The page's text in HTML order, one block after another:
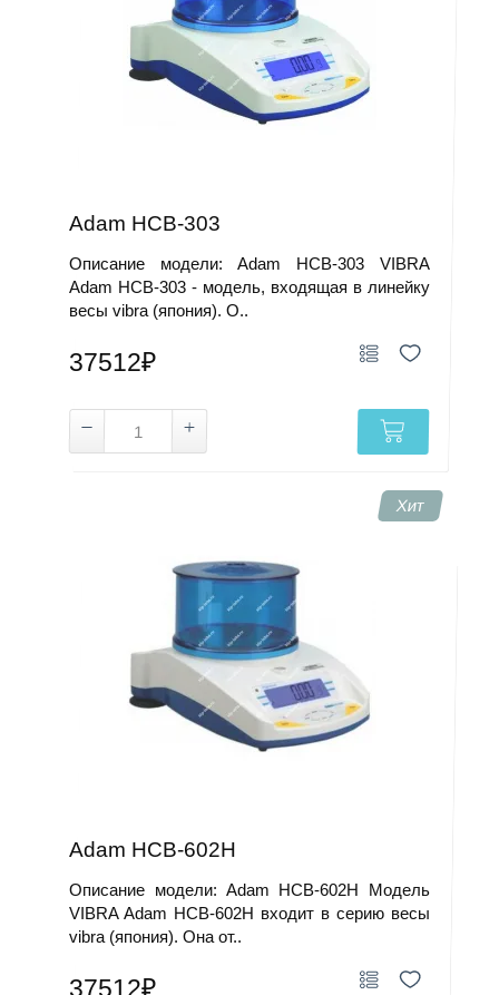
Adam HCB-303
Описание модели: Adam HCB-303 VIBRA
Adam HCB-303 - модель, входящая в линейку
весы vibra (япония). О..
37512₽
Хит
Adam HCB-602H
Описание модели: Adam HCB-602H Модель
VIBRA Adam HCB-602H входит в серию весы
vibra (япония). Она от..
37512₽